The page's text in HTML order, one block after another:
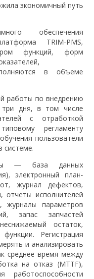
экономичный путь
обеспечения
TRIM-PMS,
функций, форм
в объеме
работы по внедрению
дня, в том числе
с отработкой
регламенту
пользователи
системе.
— база данных
электронный план-
журнал дефектов,
отчеты исполнителей
журналы параметров
запас запчастей
остаток,
Регистрация
и анализировать
среднее время между
на отказ (MTTF),
работоспособности